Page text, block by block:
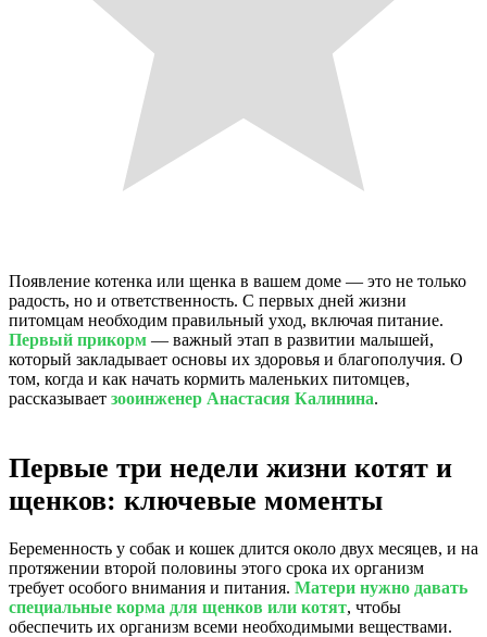
Появление котенка или щенка в вашем доме — это не только
радость, но и ответственность. С первых дней жизни
питомцам необходим правильный уход, включая питание.
Первый прикорм — важный этап в развитии малышей,
который закладывает основы их здоровья и благополучия. О
том, когда и как начать кормить маленьких питомцев,
рассказывает зооинженер Анастасия Калинина.
Первые три недели жизни котят и
щенков: ключевые моменты
Беременность у собак и кошек длится около двух месяцев, и на
протяжении второй половины этого срока их организм
требует особого внимания и питания. Матери нужно давать
специальные корма для щенков или котят, чтобы
обеспечить их организм всеми необходимыми веществами.